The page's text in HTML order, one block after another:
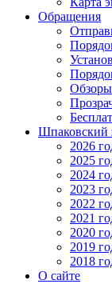
Обращения
Шпаковский
2026
2025
2024
2023
2022
2021
2020
2019
2018
О сайте